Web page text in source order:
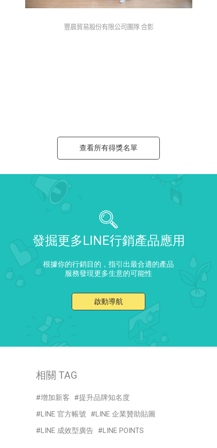
豐晨貿易股份有限公司團隊 合影
查看所有得獎名單
發掘更多LINE行銷產品應用
根據你的行銷目的，指引出最合適的產品
服務發現更多生意的可能性
啟動導航
相關 TAG
增加新客
提升品牌知名度
LINE 官方帳號
LINE 企業贊助貼圖
LINE 成效型廣告
LINE POINTS